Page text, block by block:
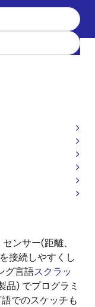
ルネサス
ンサー(距離、
接続しやすくし
グ言語スクラッ
品) でプログラミ
でのスケッチも